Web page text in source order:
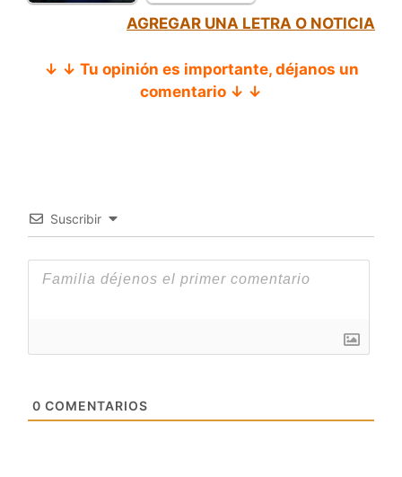
AGREGAR UNA LETRA O NOTICIA
↓ ↓ Tu opinión es importante, déjanos un
comentario ↓ ↓
Suscribir
0 COMENTARIOS